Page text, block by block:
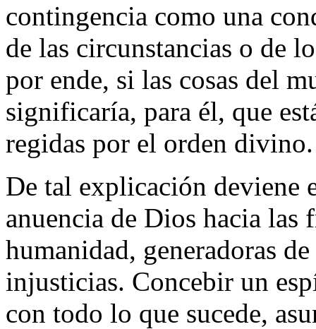
contingencia como una
de las circunstancias o de
por ende, si las cosas del
significaría, para él, que
regidas por el orden divino.
De tal explicación deviene
anuencia de Dios hacia las
humanidad, generadoras
injusticias. Concebir un
con todo lo que sucede,